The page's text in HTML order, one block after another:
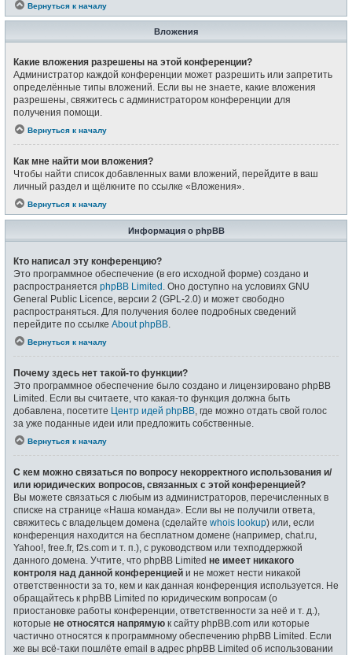
Вернуться к началу
Вложения
Какие вложения разрешены на этой конференции?
Администратор каждой конференции может разрешить или запретить
определённые типы вложений. Если вы не знаете, какие вложения
разрешены, свяжитесь с администратором конференции для
получения помощи.
Вернуться к началу
Как мне найти мои вложения?
Чтобы найти список добавленных вами вложений, перейдите в ваш
личный раздел и щёлкните по ссылке «Вложения».
Вернуться к началу
Информация о phpBB
Кто написал эту конференцию?
Это программное обеспечение (в его исходной форме) создано и
распространяется phpBB Limited . Оно доступно на условиях GNU
General Public Licence, версии 2 (GPL-2.0) и может свободно
распространяться. Для получения более подробных сведений
перейдите по ссылке About phpBB
Вернуться к началу
Почему здесь нет такой-то функции?
Это программное обеспечение было создано и лицензировано phpBB
Limited. Если вы считаете, что какая-то функция должна быть
добавлена, посетите Центр идей phpBB , где можно отдать свой голос
за уже поданные идеи или предложить собственные.
Вернуться к началу
С кем можно связаться по вопросу некорректного использования и/
или юридических вопросов, связанных с этой конференцией?
Вы можете связаться с любым из администраторов, перечисленных в
списке на странице «Наша команда». Если вы не получили ответа,
свяжитесь с владельцем домена (сделайте whois lookup) или, если
конференция находится на бесплатном домене (например, chat.ru,
Yahoo!, free.fr, f2s.com и т. п.), с руководством или техподдержкой
данного домена. Учтите, что phpBB Limited не имеет никакого
контроля над данной конференцией и не может нести никакой
ответственности за то, кем и как данная конференция используется. Не
обращайтесь к phpBB Limited по юридическим вопросам (о
приостановке работы конференции, ответственности за неё и т. д.),
которые не относятся напрямую к сайту phpBB.com или которые
частично относятся к программному обеспечению phpBB Limited. Если
же вы всё-таки пошлёте email в адрес phpBB Limited об использовании